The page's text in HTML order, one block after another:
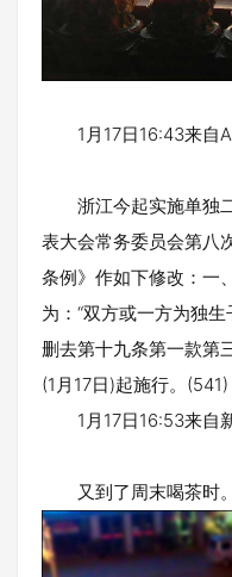
1月17日16:43来自
浙江今起实施单独二
表大会常务委员会第八
条例》作如下修改：一
为：“双方或一方为独生
删去第十九条第一款第
(1月17日)起施行。(541)
1月17日16:53来自
又到了周末喝茶时